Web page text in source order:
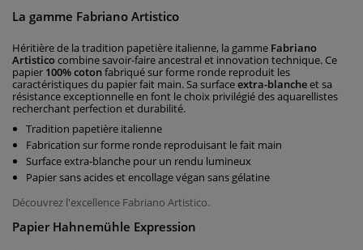
La gamme Fabriano Artistico
Héritière de la tradition papetière italienne, la gamme Fabriano
Artisticocombine savoir-faire ancestral et innovation technique. Ce
papier 100% cotonfabriqué sur forme ronde reproduit les
caractéristiques du papier fait main. Sa surfaceextra-blancheet sa
résistance exceptionnelle en font le choix privilégié des aquarellistes
recherchant perfection et durabilité.
Tradition papetière italienne
Fabrication sur forme ronde reproduisant le fait main
Surface extra-blanche pour un rendu lumineux
Papier sans acides et encollage végan sans gélatine
Découvrez l'excellence Fabriano Artistico.
Papier Hahnemühle Expression